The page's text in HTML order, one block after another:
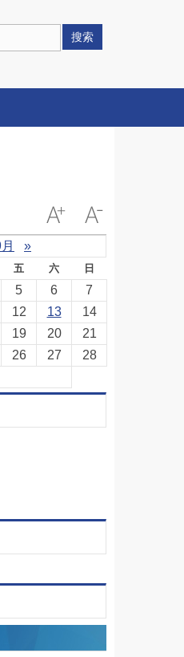
搜索
»
五 六 日
5 6
7
12 13
14
19 20
21
26 27
28